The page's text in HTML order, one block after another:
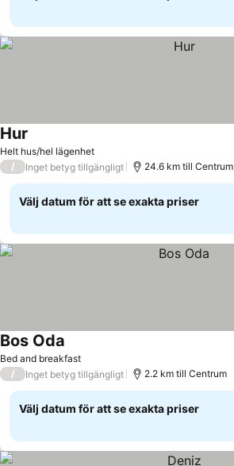
Helt hus/hel lägenhet
Hur
/ Inget betyg tillgängligt 24.6 km till Centrum
Välj datum för att se exakta priser
Bed and breakfast
Bos Oda
/ Inget betyg tillgängligt 2.2 km till Centrum
Välj datum för att se exakta priser